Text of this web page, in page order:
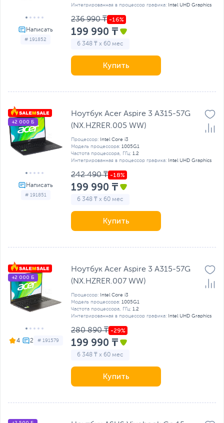
# 191852
Интегрированная в процессор графика: Intel UHD Graphics
236 990 ₸
199 990 ₸
6 348 ₸ x 60 мес
Купить
# 191851
+2 000 Б
Ноутбук Acer Aspire 3 A315-57G
(NX.HZRER.005 WW)
Процессор: Intel Core i3
Модель процессора: 1005G1
Частота процессора, ГГц: 1.2
Интегрированная в процессор графика: Intel UHD Graphics
242 490 ₸
199 990 ₸
6 348 ₸ x 60 мес
Купить
4 # 191579
+2 000 Б
Ноутбук Acer Aspire 3 A315-57G
(NX.HZRER.007 WW)
Процессор: Intel Core i3
Модель процессора: 1005G1
Частота процессора, ГГц: 1.2
Интегрированная в процессор графика: Intel UHD Graphics
280 890 ₸
199 990 ₸
6 348 ₸ x 60 мес
Купить